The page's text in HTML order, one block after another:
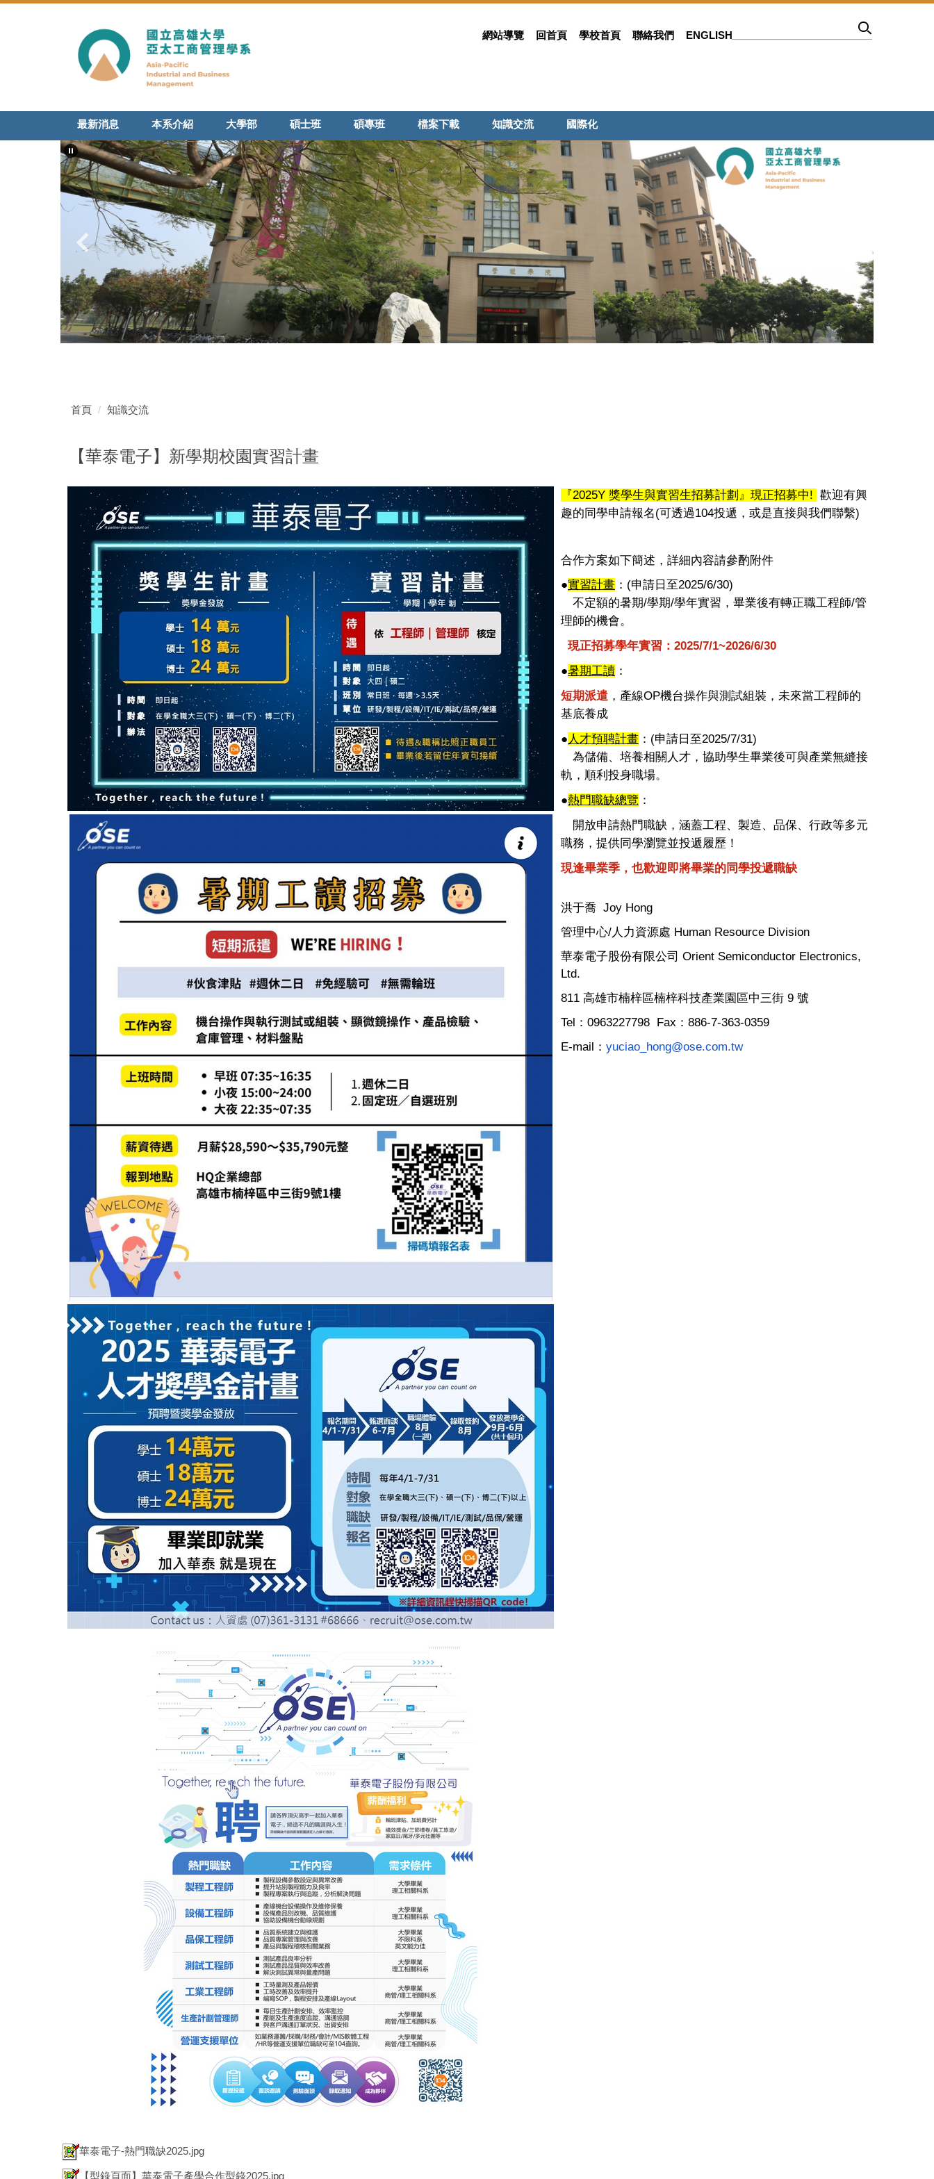
網站導覽 回首頁 學校首頁 聯絡我們 ENGLISH
最新消息 本系介紹 大學部 碩士班 碩專班 檔案下載 知識交流 國際化
首頁 知識交流
【華泰電子】新學期校園實習計畫
『2025Y 獎學生與實習生招募計劃』現正招募中! 歡迎有興
趣的同學申請報名(可透過104投遞， 或是直接與我們聯繫)
合作方案如下簡述，詳細內容請參酌附件
●實習計畫 ： (申請日至2025/6/30)
不定額的暑期/學期/學年實習，畢業後有轉正職工程師/管
理師的機會。
現正招募學年實習： 2025/7/1~2026/6/30
●暑期工讀 ：
短期派遣 ，產線OP機台操作與測試組裝，未來當工程師的
基底養成
● 人才預聘計畫 ： (申請日至2025/7/31)
為儲備、培養相關人才，協助學生畢業後可與產業無縫接
軌， 順利投身職場。
●熱門職缺總覽 ：
開放申請熱門職缺，涵蓋工程、製造、品保、行政等多元
職務， 提供同學瀏覽並投遞履歷！
現逢畢業季，也歡迎即將畢業的同學投遞職缺
洪于喬 Joy Hong
管理中心/人力資源處 Human Resource Division
華泰電子股份有限公司 Orient Semiconductor Electronics,
Ltd.
811 高雄市楠梓區楠梓科技產業園區中三街 9 號
Tel ： 0963227798 Fax ： 886-7-363-0359
E-mail
： yuciao_hong@ose.com.tw
華泰電子-熱門職缺2025.jpg
【型錄頁面】華泰電子產學合作型錄2025.jpg